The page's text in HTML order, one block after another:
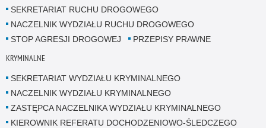
SEKRETARIAT RUCHU DROGOWEGO
NACZELNIK WYDZIAŁU RUCHU DROGOWEGO
STOP AGRESJI DROGOWEJ
PRZEPISY PRAWNE
KRYMINALNE
SEKRETARIAT WYDZIAŁU KRYMINALNEGO
NACZELNIK WYDZIAŁU KRYMINALNEGO
ZASTĘPCA NACZELNIKA WYDZIAŁU KRYMINALNEGO
KIEROWNIK REFERATU DOCHODZENIOWO-ŚLEDCZEGO